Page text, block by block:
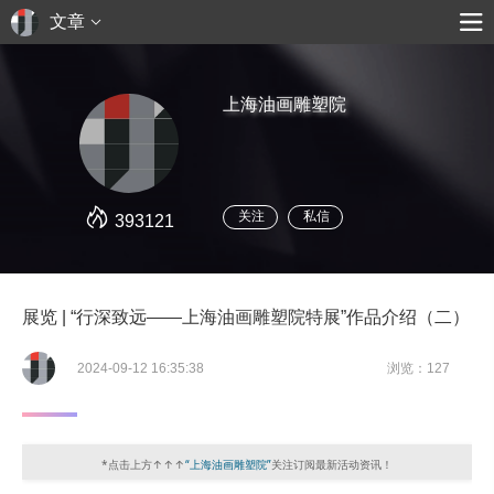
文章
393121
上海油画雕塑院
关注 私信
展览 | “行深致远——上海油画雕塑院特展”作品介绍（二）
2024-09-12 16:35:38 浏览：127
*点击上方↑↑↑“上海油画雕塑院”关注订阅最新活动资讯！